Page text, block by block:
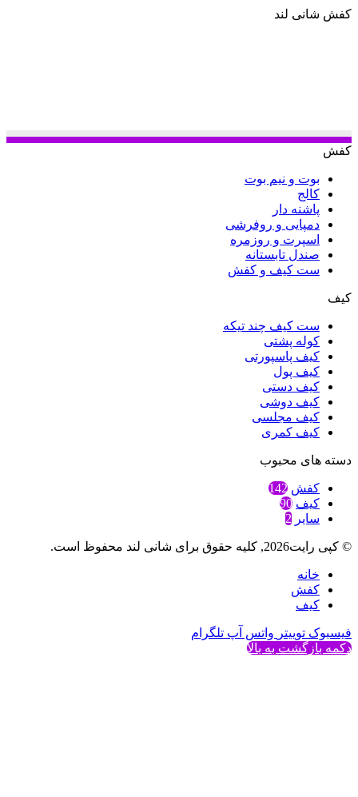
کفش شانی لند
کفش
بوت و نیم بوت
کالج
پاشنه دار
دمپایی و روفرشی
اسپرت و روزمره
صندل تابستانه
ست کیف و کفش
کیف
ست کیف چند تیکه
کوله پشتی
کیف پاسپورتی
کیف پول
کیف دستی
کیف دوشی
کیف مجلسی
کیف کمری
دسته های محبوب
کفش 142
کیف 90
سایر 2
© کپی رایت2026, کلیه حقوق برای شانی لند محفوظ است.
خانه
کفش
کیف
فیسبوک توییتر واتس آپ تلگرام
دکمه بازگشت به بالا